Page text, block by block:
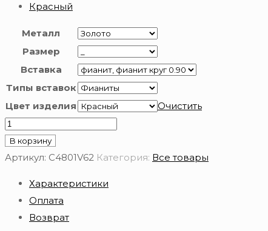
Красный
Металл
Размер
Вставка
Типы вставок
Цвет изделия
Очистить
Количество
товара
Серьги
золота
пробы
В корзину
Артикул: С4801V62 Категория: Все товары
Характеристики
Оплата
Возврат